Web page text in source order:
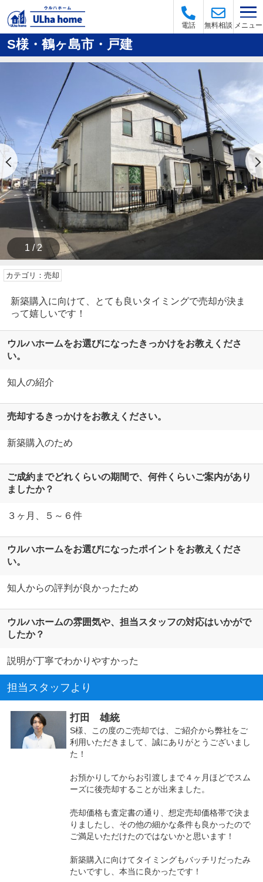
電話 無料相談 メニュー
S様・鶴ヶ島市・戸建
1 / 2
カテゴリ：売却
新築購入に向けて、とても良いタイミングで売却が決ま
って嬉しいです！
ウルハホームをお選びになったきっかけをお教えくださ
い。
知人の紹介
売却するきっかけをお教えください。
新築購入のため
ご成約までどれくらいの期間で、何件くらいご案内があり
ましたか？
３ヶ月、５～６件
ウルハホームをお選びになったポイントをお教えくださ
い。
知人からの評判が良かったため
ウルハホームの雰囲気や、担当スタッフの対応はいかがで
したか？
説明が丁寧でわかりやすかった
担当スタッフより
打田 雄統
S様、この度のご売却では、ご紹介から弊社をご
利用いただきまして、誠にありがとうございまし
た！
お預かりしてからお引渡しまで４ヶ月ほどでスム
ーズに後売却することが出来ました。
売却価格も査定書の通り、想定売却価格帯で決ま
りましたし、その他の細かな条件も良かったので
ご満足いただけたのではないかと思います！
新築購入に向けてタイミングもバッチリだったみ
たいですし、本当に良かったです！